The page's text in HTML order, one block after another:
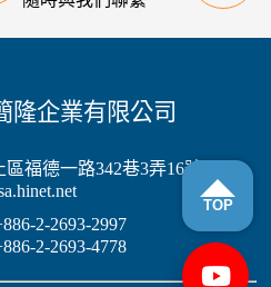
隆企業有限公司
福德一路342巷3弄16號
2-2693-2997
2-2693-4778